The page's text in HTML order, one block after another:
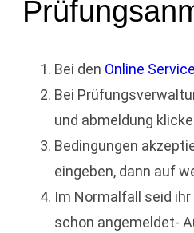
Bei den Online
Bei
und abmeldung
Bedingungen
eingeben, dann auf
Im Normalfall seid
schon angemeldet-